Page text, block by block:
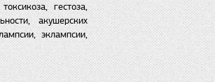
гестоза,
акушерских
эклампсии,